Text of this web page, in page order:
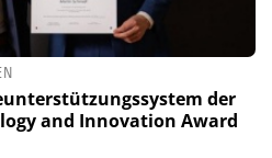
der
and Innovation Award